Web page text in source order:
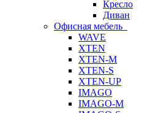
Кресло
Диван
Офисная мебель
WAVE
XTEN
XTEN-M
XTEN-S
XTEN-UP
IMAGO
IMAGO-M